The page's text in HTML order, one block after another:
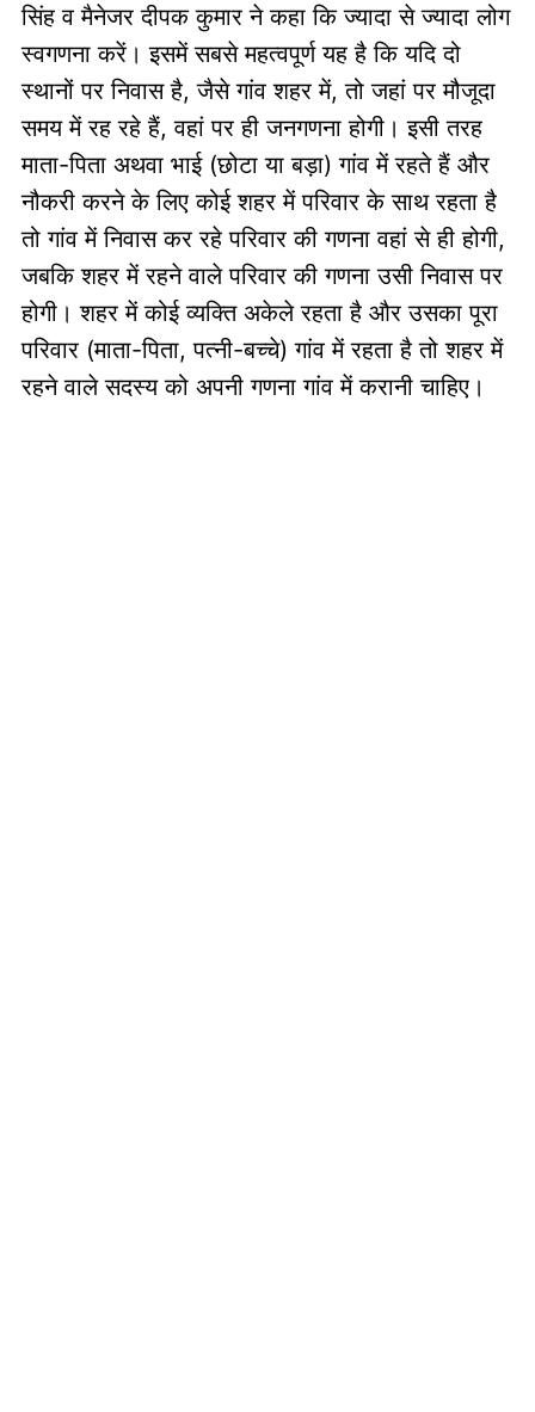
सिंह व मैनेजर दीपक कुमार ने कहा कि ज्यादा से ज्यादा लोग
स्वगणना करें। इसमें सबसे महत्वपूर्ण यह है कि यदि दो
स्थानों पर निवास है, जैसे गांव शहर में, तो जहां पर मौजूदा
समय में रह रहे हैं, वहां पर ही जनगणना होगी। इसी तरह
माता-पिता अथवा भाई (छोटा या बड़ा) गांव में रहते हैं और
नौकरी करने के लिए कोई शहर में परिवार के साथ रहता है
तो गांव में निवास कर रहे परिवार की गणना वहां से ही होगी,
जबकि शहर में रहने वाले परिवार की गणना उसी निवास पर
होगी। शहर में कोई व्यक्ति अकेले रहता है और उसका पूरा
परिवार (माता-पिता, पत्नी-बच्चे) गांव में रहता है तो शहर में
रहने वाले सदस्य को अपनी गणना गांव में करानी चाहिए।